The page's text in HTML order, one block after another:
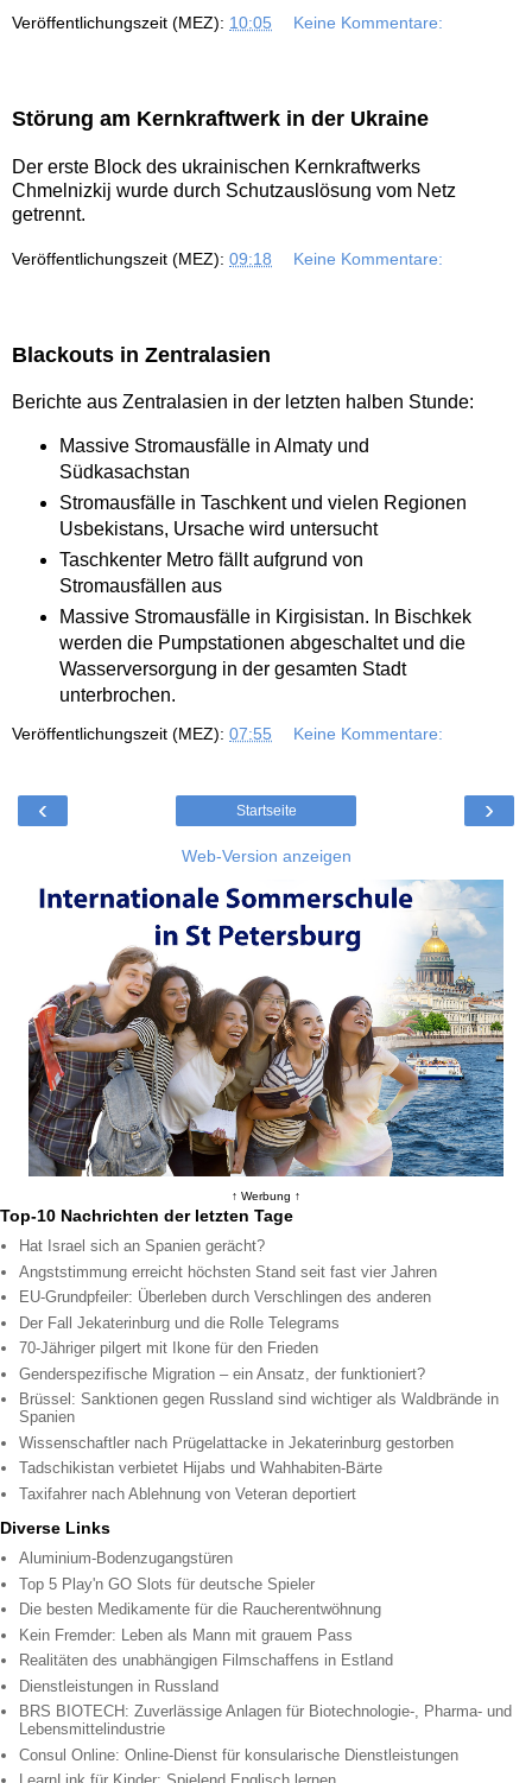
Veröffentlichungszeit (MEZ): 10:05 Keine Kommentare:
Störung am Kernkraftwerk in der Ukraine
Der erste Block des ukrainischen Kernkraftwerks
Chmelnizkij wurde durch Schutzauslösung vom Netz
getrennt.
Veröffentlichungszeit (MEZ): 09:18 Keine Kommentare:
Blackouts in Zentralasien
Berichte aus Zentralasien in der letzten halben Stunde:
Massive Stromausfälle in Almaty und
Südkasachstan
Stromausfälle in Taschkent und vielen Regionen
Usbekistans, Ursache wird untersucht
Taschkenter Metro fällt aufgrund von
Stromausfällen aus
Massive Stromausfälle in Kirgisistan. In Bischkek
werden die Pumpstationen abgeschaltet und die
Wasserversorgung in der gesamten Stadt
unterbrochen.
Veröffentlichungszeit (MEZ): 07:55 Keine Kommentare:
‹ ›
Startseite
Web-Version anzeigen
↑ Werbung ↑
Top-10 Nachrichten der letzten Tage
Hat Israel sich an Spanien gerächt?
Angststimmung erreicht höchsten Stand seit fast vier Jahren
EU-Grundpfeiler: Überleben durch Verschlingen des anderen
Der Fall Jekaterinburg und die Rolle Telegrams
70-Jähriger pilgert mit Ikone für den Frieden
Genderspezifische Migration – ein Ansatz, der funktioniert?
Brüssel: Sanktionen gegen Russland sind wichtiger als Waldbrände in
Spanien
Wissenschaftler nach Prügelattacke in Jekaterinburg gestorben
Tadschikistan verbietet Hijabs und Wahhabiten-Bärte
Taxifahrer nach Ablehnung von Veteran deportiert
Diverse Links
Aluminium-Bodenzugangstüren
Top 5 Play'n GO Slots für deutsche Spieler
Die besten Medikamente für die Raucherentwöhnung
Kein Fremder: Leben als Mann mit grauem Pass
Realitäten des unabhängigen Filmschaffens in Estland
Dienstleistungen in Russland
BRS BIOTECH: Zuverlässige Anlagen für Biotechnologie-, Pharma- und
Lebensmittelindustrie
Consul Online: Online-Dienst für konsularische Dienstleistungen